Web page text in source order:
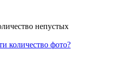
непустых
количество фото?